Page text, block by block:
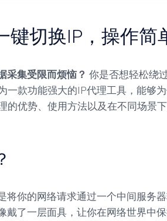
明
用
教
程
键切换IP，操作简
采集受限而烦恼？ 你是否想轻松绕
一款功能强大的IP代理工具，能够
的优势、使用方法以及在不同场景
将你的网络请求通过一个中间服务
戴了一层面具，让你在网络世界中保